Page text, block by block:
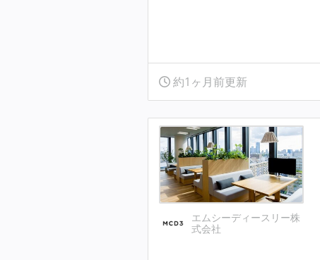
約1ヶ月前更新
エムシーディースリー株
式会社